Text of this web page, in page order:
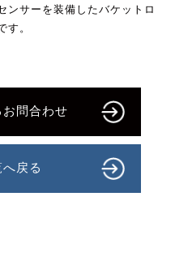
ンサーを装備したバケットロ
す。
問合わせ
戻る